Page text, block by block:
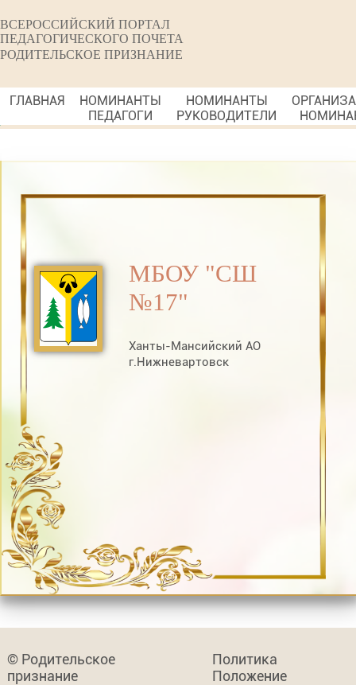
ВСЕРОССИЙСКИЙ ПОРТАЛ
ПЕДАГОГИЧЕСКОГО ПОЧЕТА
РОДИТЕЛЬСКОЕ ПРИЗНАНИЕ
ГЛАВНАЯ
НОМИНАНТЫ
ПЕДАГОГИ
НОМИНАНТЫ
РУКОВОДИТЕЛИ
МБОУ "СШ
№17"
Ханты-Мансийский АО
г.Нижневартовск
© Родительское
признание
Политика
Положение